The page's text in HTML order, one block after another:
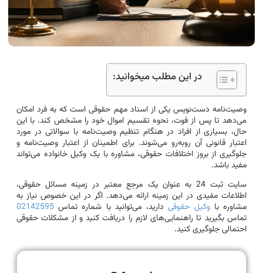
در این مطلب میخوانید:
وصیت‌نامه دست‌نویس یکی از اسناد مهم حقوقی است که به فرد امکان
می‌دهد تا پس از فوت، نحوه تقسیم اموال خود را مشخص کند. با این
حال، بسیاری از افراد در هنگام تنظیم وصیت‌نامه با سوالاتی در مورد
اعتبار قانونی آن روبه‌رو می‌شوند. برای اطمینان از اعتبار وصیت‌نامه و
جلوگیری از بروز اختلافات حقوقی، مشاوره با یک وکیل خانواده می‌تواند
مفید باشد.
سایت ثبت 24 به عنوان یک مرجع معتبر در زمینه مسائل حقوقی،
اطلاعات مفیدی در این زمینه ارائه می‌دهد. اگر در این خصوص نیاز به
مشاوره با وکیل حقوقیدارید، می‌توانید با شماره تماس02142595
تماس بگیرید تا راهنمایی‌های لازم را دریافت کنید و از مشکلات حقوقی
احتمالی جلوگیری کنید.